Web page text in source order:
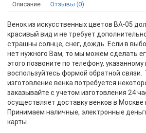
Описание Отзывы (0)
Венок из искусственных цветов BА-05
красивый вид и не требует
страшны солнце, снег, дождь. Если в
нет нужного Вам, то мы можем сделать
этого позвоните по телефону, указанному
воспользуйтесь формой обратной связи.
изготовление венка потребуется
заказывайте с учетом изготовления 24
осуществляет доставку венков в Москве
Принимаем наличные, электронные
карты.